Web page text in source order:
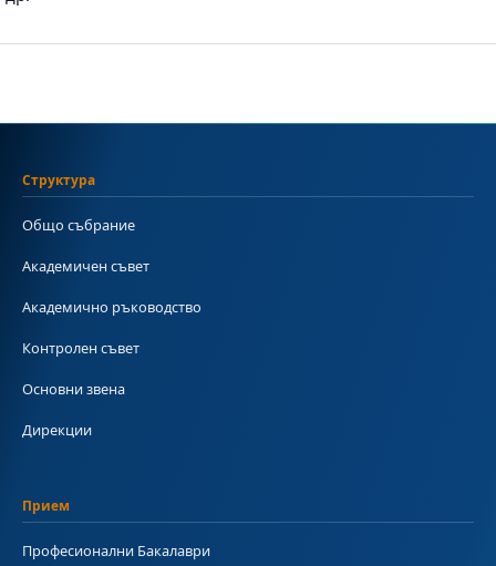
Структура
Общо събрание
Академичен съвет
Академично ръководство
Контролен съвет
Основни звена
Дирекции
Прием
Професионални Бакалаври